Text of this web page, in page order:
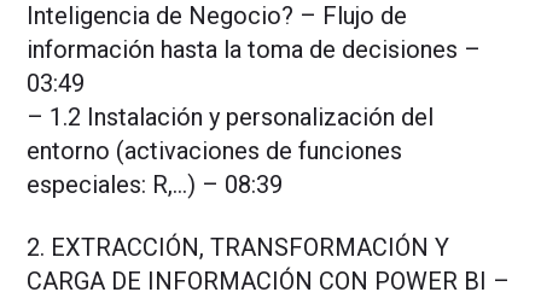
Inteligencia de Negocio? – Flujo de
información hasta la toma de decisiones –
03:49
– 1.2 Instalación y personalización del
entorno (activaciones de funciones
especiales: R,…) – 08:39
2. EXTRACCIÓN, TRANSFORMACIÓN Y
CARGA DE INFORMACIÓN CON POWER BI –